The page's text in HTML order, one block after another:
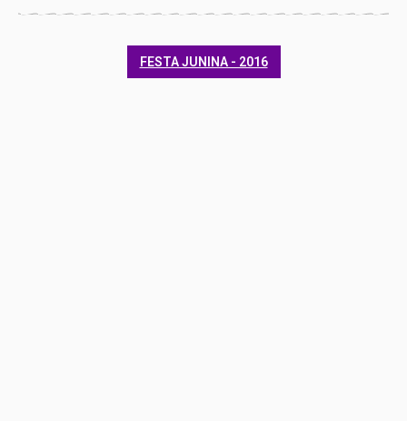
FESTA JUNINA - 2016